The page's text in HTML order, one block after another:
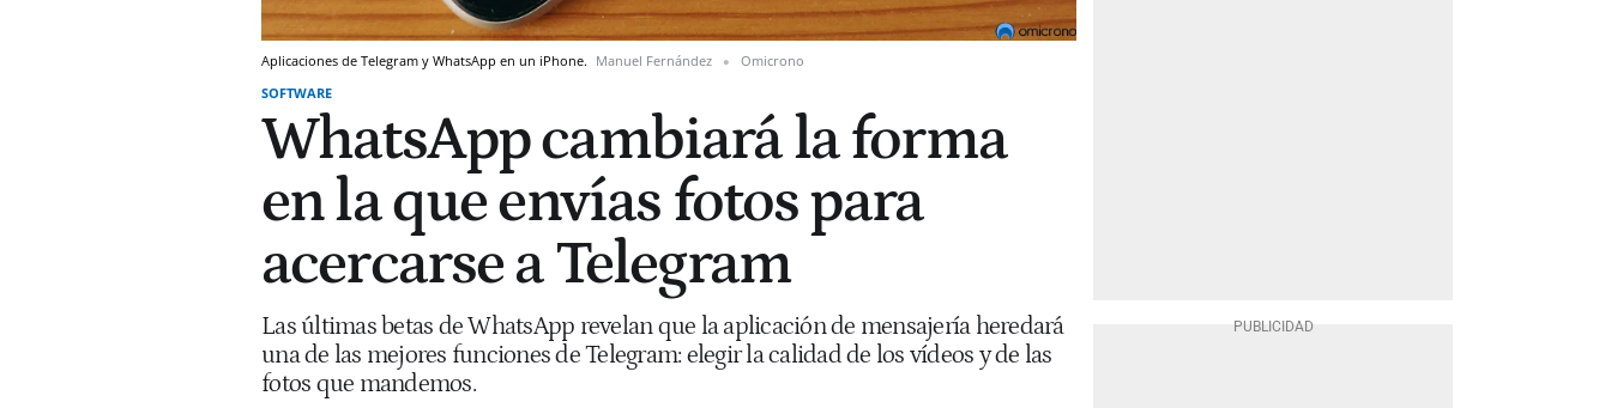
Aplicaciones de Telegram y WhatsApp en un iPhone. Manuel Fernández
Omicrono
SOFTWARE
WhatsApp cambiará la forma
en la que envías fotos para
acercarse a Telegram
Las últimas betas de WhatsApp revelan que la aplicación de mensajería heredará
una de las mejores funciones de Telegram: elegir la calidad de los vídeos y de las
fotos que mandemos.